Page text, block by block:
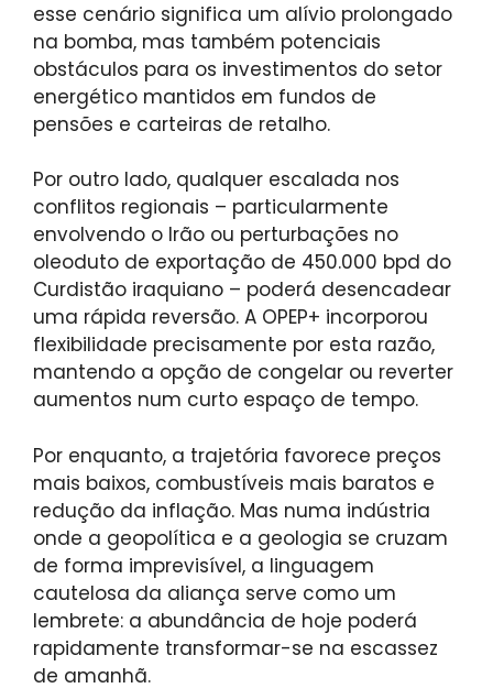
esse cenário significa um alívio prolongado
na bomba, mas também potenciais
obstáculos para os investimentos do setor
energético mantidos em fundos de
pensões e carteiras de retalho.
Por outro lado, qualquer escalada nos
conflitos regionais – particularmente
envolvendo o Irão ou perturbações no
oleoduto de exportação de 450.000 bpd do
Curdistão iraquiano – poderá desencadear
uma rápida reversão. A OPEP+ incorporou
flexibilidade precisamente por esta razão,
mantendo a opção de congelar ou reverter
aumentos num curto espaço de tempo.
Por enquanto, a trajetória favorece preços
mais baixos, combustíveis mais baratos e
redução da inflação. Mas numa indústria
onde a geopolítica e a geologia se cruzam
de forma imprevisível, a linguagem
cautelosa da aliança serve como um
lembrete: a abundância de hoje poderá
rapidamente transformar-se na escassez
de amanhã.